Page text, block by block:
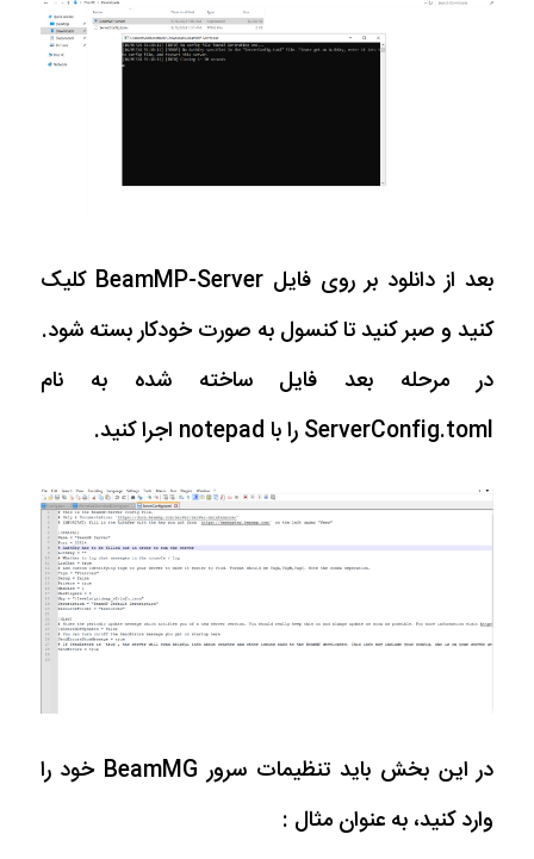
بعد از دانلود بر روی فایل BeamMP-Server کلیک
کنید و صبر کنید تا کنسول به صورت خودکار بسته شود.
در مرحله بعد فایل ساخته شده به نام
ServerConfig.toml را با notepad اجرا کنید.
در این بخش باید تنظیمات سرور BeamMG خود را
وارد کنید، به عنوان مثال :